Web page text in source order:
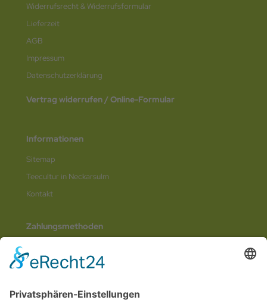
Widerrufsrecht & Widerrufsformular
Lieferzeit
AGB
Impressum
Datenschutz­erklärung
Vertrag widerrufen / Online-Formular
Informationen
Sitemap
Teecultur in Neckarsulm
Kontakt
Zahlungsmethoden
Social Media